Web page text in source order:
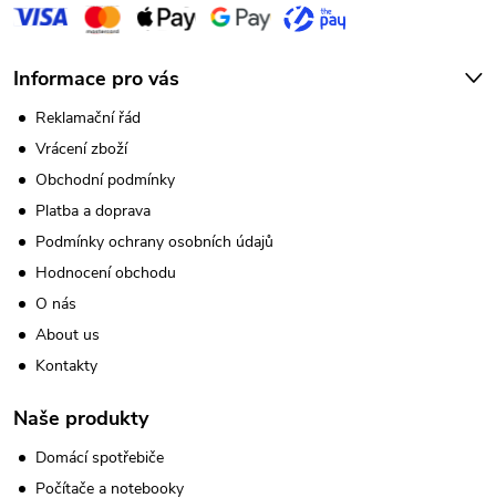
Informace pro vás
Reklamační řád
Vrácení zboží
Obchodní podmínky
Platba a doprava
Podmínky ochrany osobních údajů
Hodnocení obchodu
O nás
About us
Kontakty
Naše produkty
Domácí spotřebiče
Počítače a notebooky